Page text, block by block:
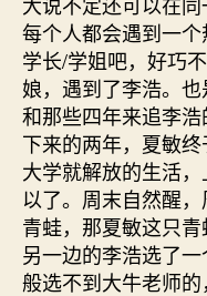
每个人都会遇到一
学长/学姐吧，好巧
娘，遇到了李浩。
和那些四年来追李
下来的两年，夏敏
大学就解放的生活
以了。周末自然醒
青蛙，那夏敏这只青
另一边的李浩选了
般选不到大牛老师的